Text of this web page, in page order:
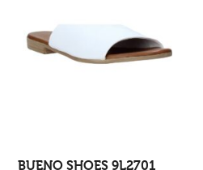
BUENO SHOES 9L2701